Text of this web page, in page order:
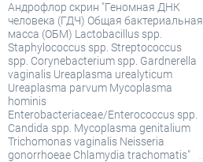
Андрофлор скрин "Геномная ДНК
человека (ГДЧ) Общая бактериальная
масса (ОБМ) Lactobacillus spp.
Staphylococcus spp. Streptococcus
spp. Corynebacterium spp. Gardnerella
vaginalis Ureaplasma urealyticum
Ureaplasma parvum Mycoplasma
hominis
Enterobacteriaceae/Enterococcus spp.
Candida spp. Mycoplasma genitalium
Trichomonas vaginalis Neisseria
gonorrhoeae Chlamydia trachomatis"